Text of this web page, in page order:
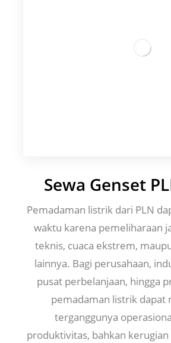
Sewa Genset
Pemadaman listrik dari PLN
waktu karena pemeliharaan
teknis, cuaca ekstrem,
lainnya. Bagi perusahaan,
pusat perbelanjaan, hingga
pemadaman listrik dapat
terganggunya
produktivitas, bahkan